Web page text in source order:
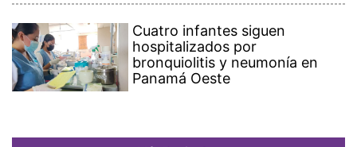
Cuatro infantes siguen
hospitalizados por
bronquiolitis y neumonía en
Panamá Oeste